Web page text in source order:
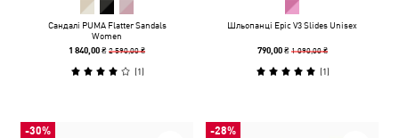
Сандалі PUMA Flatter Sandals
Women
1 840,00 ₴2 590,00 ₴
(1)
Шльопанці Epic V3 Slides Unisex
790,00 ₴ 1 090,00 ₴
(1)
-30% -28%